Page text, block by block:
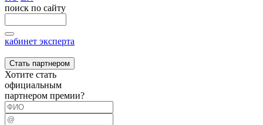
поиск по сайту
кабинет эксперта
Стать партнером
Хотите стать
официальным
партнером премии?